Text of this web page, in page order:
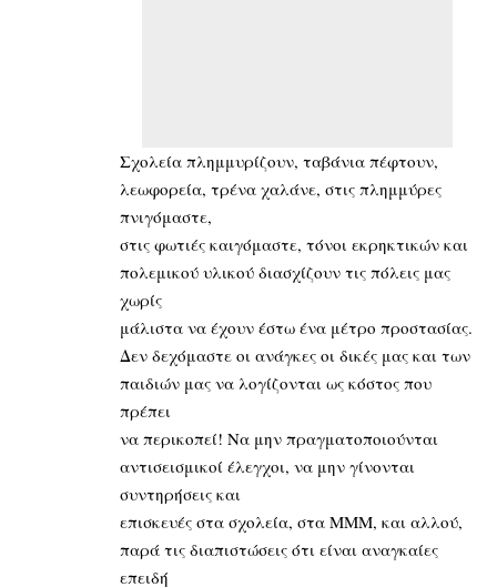
Σχολεία πλημμυρίζουν, ταβάνια πέφτουν,
λεωφορεία, τρένα χαλάνε, στις πλημμύρες
πνιγόμαστε,
στις φωτιές καιγόμαστε, τόνοι εκρηκτικών και
πολεμικού υλικού διασχίζουν τις πόλεις μας
χωρίς
μάλιστα να έχουν έστω ένα μέτρο προστασίας.
Δεν δεχόμαστε οι ανάγκες οι δικές μας και των
παιδιών μας να λογίζονται ως κόστος που
πρέπει
να περικοπεί! Να μην πραγματοποιούνται
αντισεισμικοί έλεγχοι, να μην γίνονται
συντηρήσεις και
επισκευές στα σχολεία, στα ΜΜΜ, και αλλού,
παρά τις διαπιστώσεις ότι είναι αναγκαίες
επειδή